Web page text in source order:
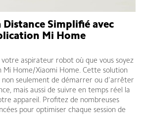
Distance Simplifié avec
Mi Home
aspirateur robot où que vous soyez
Mi Home/Xiaomi Home. Cette solution
seulement de démarrer ou d'arrêter
mais aussi de suivre en temps réel la
appareil. Profitez de nombreuses
pour optimiser chaque session de